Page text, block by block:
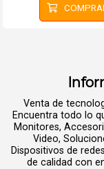
Venta de
Encuentra todo lo
Monitores,
Video,
Dispositivos de
de calidad con